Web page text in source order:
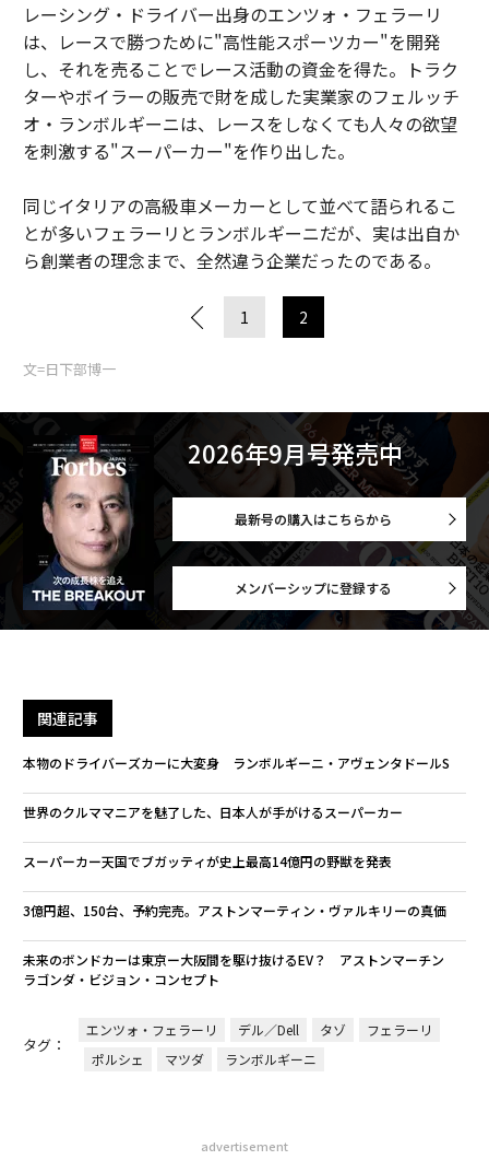
レーシング・ドライバー出身のエンツォ・フェラーリ
は、レースで勝つために"高性能スポーツカー"を開発
し、それを売ることでレース活動の資金を得た。トラク
ターやボイラーの販売で財を成した実業家のフェルッチ
オ・ランボルギーニは、レースをしなくても人々の欲望
を刺激する"スーパーカー"を作り出した。
同じイタリアの高級車メーカーとして並べて語られるこ
とが多いフェラーリとランボルギーニだが、実は出自か
ら創業者の理念まで、全然違う企業だったのである。
1 2
文=日下部博一
2026年9月号発売中
最新号の購入はこちらから
メンバーシップに登録する
関連記事
本物のドライバーズカーに大変身 ランボルギーニ・アヴェンタドールS
世界のクルママニアを魅了した、日本人が手がけるスーパーカー
スーパーカー天国でブガッティが史上最高14億円の野獣を発表
3億円超、150台、予約完売。アストンマーティン・ヴァルキリーの真価
未来のボンドカーは東京ー大阪間を駆け抜けるEV？ アストンマーチン
ラゴンダ・ビジョン・コンセプト
タグ：
エンツォ・フェラーリ デル／Dell タゾ
フェラーリ
ポルシェ
マツダ ランボルギーニ
advertisement